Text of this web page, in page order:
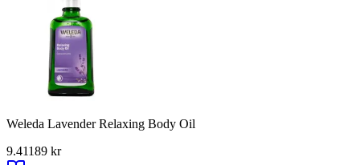
Weleda Lavender Relaxing Body Oil
9.41189 kr